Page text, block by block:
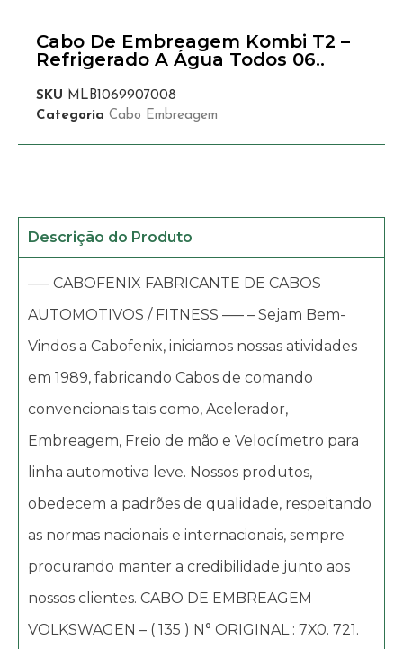
Cabo De Embreagem Kombi T2 –
Refrigerado A Água Todos 06..
SKU MLB1069907008
Categoria Cabo Embreagem
Descrição do Produto
—– CABOFENIX FABRICANTE DE CABOS
AUTOMOTIVOS / FITNESS —– – Sejam Bem-
Vindos a Cabofenix, iniciamos nossas atividades
em 1989, fabricando Cabos de comando
convencionais tais como, Acelerador,
Embreagem, Freio de mão e Velocímetro para
linha automotiva leve. Nossos produtos,
obedecem a padrões de qualidade, respeitando
as normas nacionais e internacionais, sempre
procurando manter a credibilidade junto aos
nossos clientes. CABO DE EMBREAGEM
VOLKSWAGEN – ( 135 ) N° ORIGINAL : 7X0. 721.